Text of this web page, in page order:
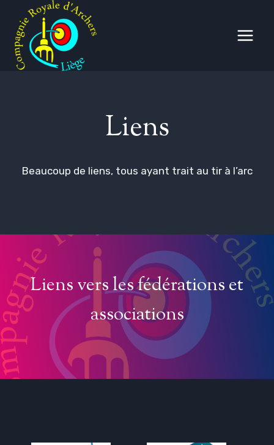
contenu
Liens
Beaucoup de liens, tous ayant trait au tir à l’arc
Liens vers les fédérations et
associations